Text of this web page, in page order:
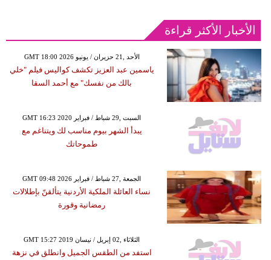
الأخبار الأكثر قراءة
GMT 18:00 2026 الأحد ,21 حزيران / يونيو
ياسمين عبد العزيز تكشف كواليس فيلم "خلي
بالك من نفسك" مع أحمد السقا
GMT 16:23 2020 السبت ,29 شباط / فبراير
يبدأ الشهر بيوم مناسب لك ويتناغم مع
طموحاتك
GMT 09:48 2026 الجمعة ,27 شباط / فبراير
نساء العائلة الملكية الأردنية يتألقنّ بإطلالات
رمضانية وقورة
GMT 15:27 2019 الثلاثاء ,02 إبريل / نيسان
استفد من الطقس الجميل وانطلق في نزهة